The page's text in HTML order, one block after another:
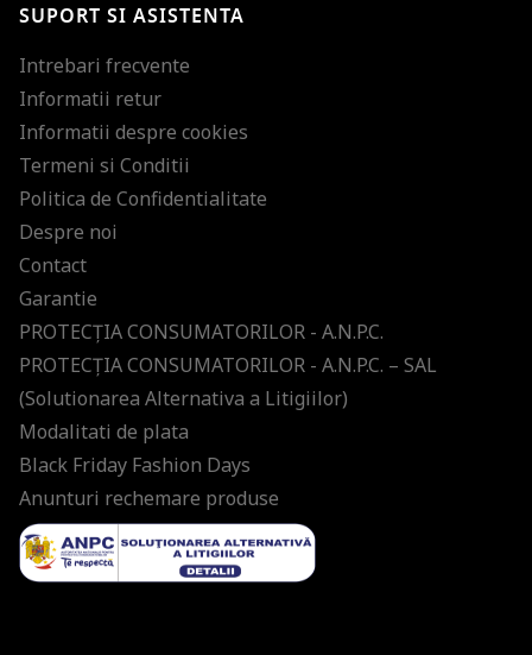
SUPORT SI ASISTENTA
Intrebari frecvente
Informatii retur
Informatii despre cookies
Termeni si Conditii
Politica de Confidentialitate
Despre noi
Contact
Garantie
PROTECŢIA CONSUMATORILOR - A.N.P.C.
PROTECŢIA CONSUMATORILOR - A.N.P.C. – SAL
(Solutionarea Alternativa a Litigiilor)
Modalitati de plata
Black Friday Fashion Days
Anunturi rechemare produse